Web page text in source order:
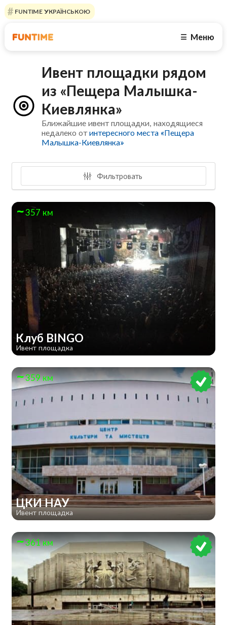
FUNTIME УКРАЇНСЬКОЮ
☰ Меню
Ивент площадки рядом
из «Пещера Малышка-
Киевлянка»
Ближайшие ивент площадки, находящиеся
недалеко отинтересного места «Пещера
Малышка-Киевлянка»
Фильтровать
357 км
Клуб BINGO
Ивент площадка
359 км
ЦКИ НАУ
Ивент площадка
361 км